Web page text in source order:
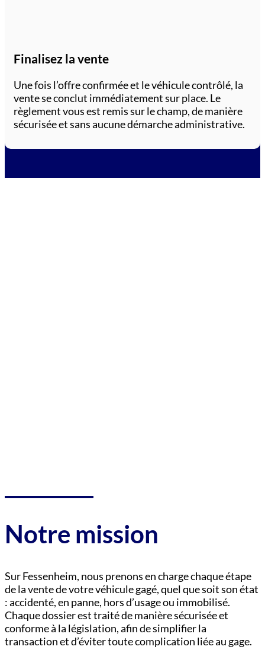
Finalisez la vente
Une fois l’offre confirmée et le véhicule contrôlé, la
vente se conclut immédiatement sur place. Le
règlement vous est remis sur le champ, de manière
sécurisée et sans aucune démarche administrative.
Notre mission
Sur Fessenheim, nous prenons en charge chaque étape
de la vente de votre véhicule gagé, quel que soit son état
: accidenté, en panne, hors d’usage ou immobilisé.
Chaque dossier est traité de manière sécurisée et
conforme à la législation, afin de simplifier la
transaction et d’éviter toute complication liée au gage.